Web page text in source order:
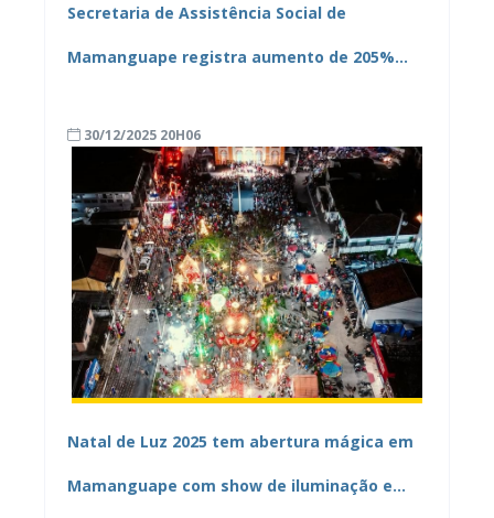
Secretaria de Assistência Social de
Mamanguape registra aumento de 205%
30/12/2025 20H06
Natal de Luz 2025 tem abertura mágica em
Mamanguape com show de iluminação e